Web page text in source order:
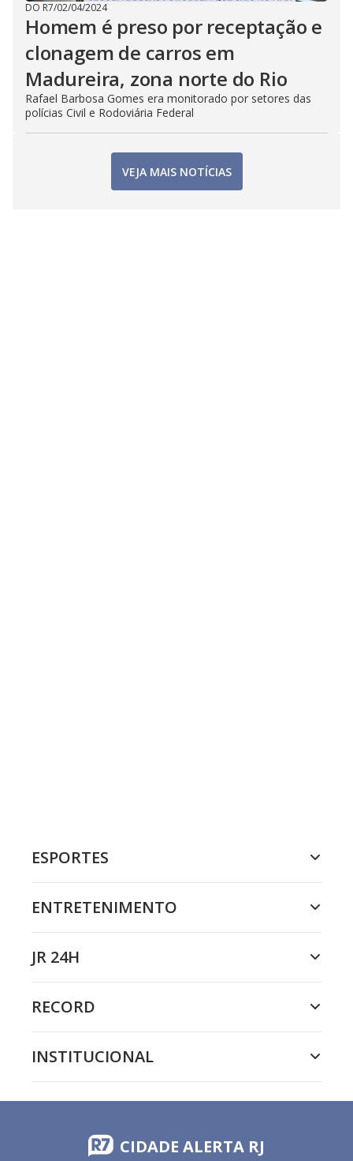
DO R7/02/04/2024
Homem é preso por receptação e
clonagem de carros em
Madureira, zona norte do Rio
Rafael Barbosa Gomes era monitorado por setores das
polícias Civil e Rodoviária Federal
VEJA MAIS NOTÍCIAS
ESPORTES
ENTRETENIMENTO
JR 24H
RECORD
INSTITUCIONAL
CIDADE ALERTA RJ